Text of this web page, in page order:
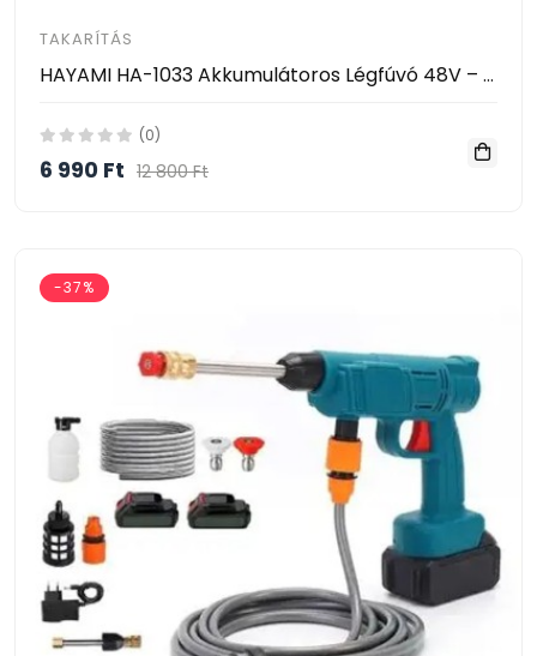
TAKARÍTÁS
HAYAMI HA-1033 Akkumulátoros Légfúvó 48V – Vezeték Nélküli Tisztító Ventilátor 2 Akkumulátorral
(0)
6 990 Ft 12 800 Ft
-37%